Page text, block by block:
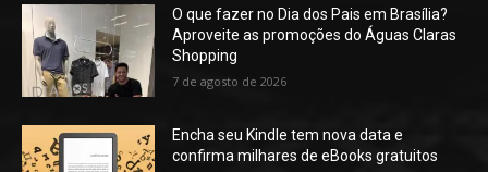
O que fazer no Dia dos Pais em Brasília?
Aproveite as promoções do Águas Claras
Shopping
7 de agosto de 2026
Encha seu Kindle tem nova data e
confirma milhares de eBooks gratuitos